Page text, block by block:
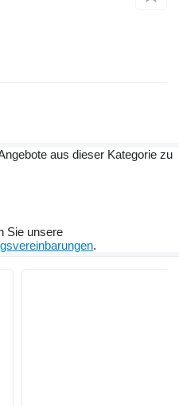
aus dieser Kategorie zu
Sie unsere
.